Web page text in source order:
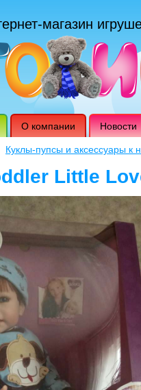
магазин
О компании Новости
Куклы-пупсы и аксессуары к
Little